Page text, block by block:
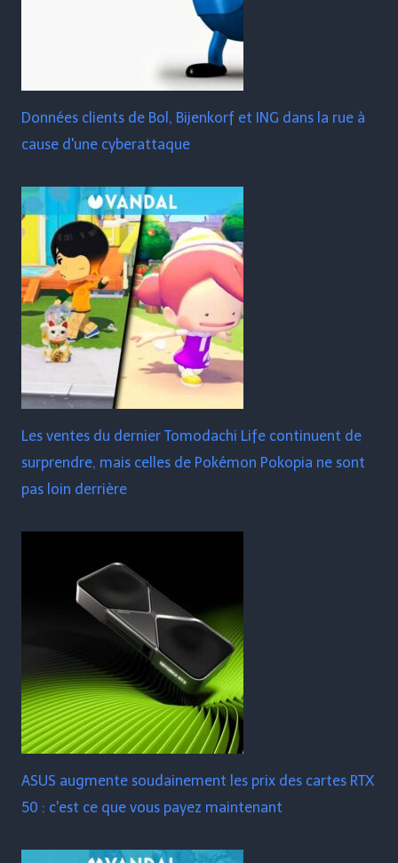
Données clients de Bol, Bijenkorf et ING dans la rue à
cause d'une cyberattaque
Les ventes du dernier Tomodachi Life continuent de
surprendre, mais celles de Pokémon Pokopia ne sont
pas loin derrière
ASUS augmente soudainement les prix des cartes RTX
50 : c'est ce que vous payez maintenant